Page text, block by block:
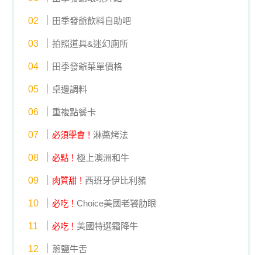
田季發爺飲料自助吧
拍照道具&迷幻廁所
田季發爺菜單價格
桌邊調料
重複點餐卡
必須學會！ 淋醬烤法
必點！極上澳洲和牛
肉質甜！ 西班牙伊比利豬
必吃！Choice美國老饕肋眼
必吃！ 美國特選霜降牛
蔥鹽牛舌